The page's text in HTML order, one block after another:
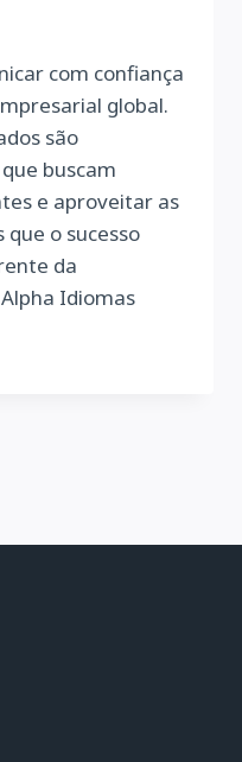
com confiança
global.
são
buscam
e aproveitar as
o sucesso
da
Idiomas